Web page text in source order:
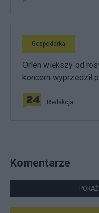
Gospodarka
Orlen większy od
koncern wyprzedził
Redakcja
Komentarze